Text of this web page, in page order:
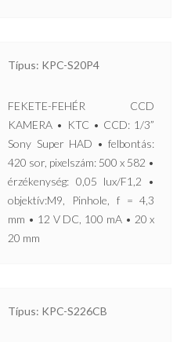
Típus: KPC-S20P4
FEKETE-FEHÉR CCD
KAMERA • KTC • CCD: 1/3”
Sony Super HAD • felbontás:
420 sor, pixelszám: 500 x 582 •
érzékenység: 0,05 lux/F1,2 •
objektív:M9, Pinhole, f = 4,3
mm • 12 V DC, 100 mA • 20 x
20 mm
Típus: KPC-S226CB